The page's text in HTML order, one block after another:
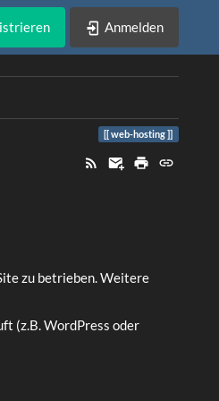
Anmelden
web-hosting
zu betrieben. Weitere
(z.B. WordPress oder